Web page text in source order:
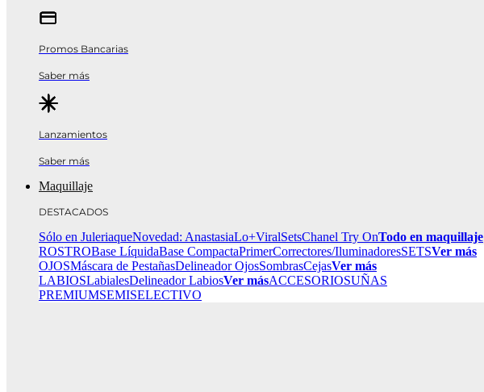
Promos Bancarias
Saber más
Lanzamientos
Saber más
Maquillaje
DESTACADOS
Sólo en JuleriaqueNovedad: AnastasiaLo+ViralSetsChanel Try OnTodo en maquillaje
ROSTROBase LíquidaBase CompactaPrimerCorrectores/IluminadoresSETSVer más
OJOSMáscara de PestañasDelineador OjosSombrasCejasVer más
LABIOSLabialesDelineador LabiosVer másACCESORIOSUÑAS
PREMIUMSEMISELECTIVO